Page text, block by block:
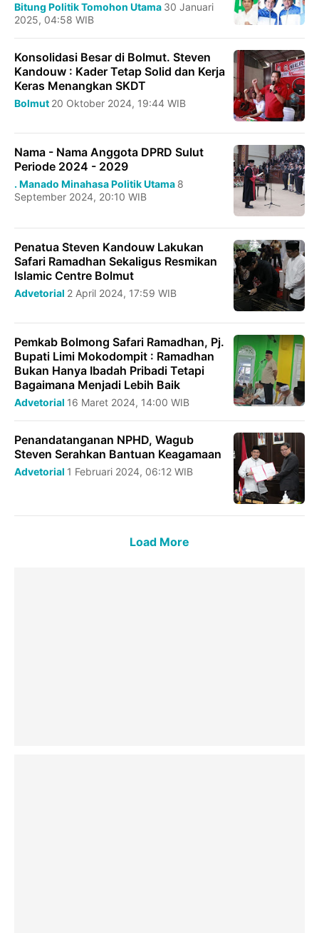
Bitung PolitikTomohon Utama 30 Januari
2025, 04:58 WIB
Konsolidasi Besar di Bolmut. Steven
Kandouw : Kader Tetap Solid dan Kerja
Keras Menangkan SKDT
Bolmut 20 Oktober 2024, 19:44 WIB
Nama - Nama Anggota DPRD Sulut
Periode 2024 - 2029
.Manado MinahasaPolitikUtama 8
September 2024, 20:10 WIB
Penatua Steven Kandouw Lakukan
Safari Ramadhan Sekaligus Resmikan
Islamic Centre Bolmut
Advetorial 2 April 2024, 17:59 WIB
Pemkab Bolmong Safari Ramadhan, Pj.
Bupati Limi Mokodompit : Ramadhan
Bukan Hanya Ibadah Pribadi Tetapi
Bagaimana Menjadi Lebih Baik
Advetorial 16 Maret 2024, 14:00 WIB
Penandatanganan NPHD, Wagub
Steven Serahkan Bantuan Keagamaan
Advetorial 1 Februari 2024, 06:12 WIB
Load More